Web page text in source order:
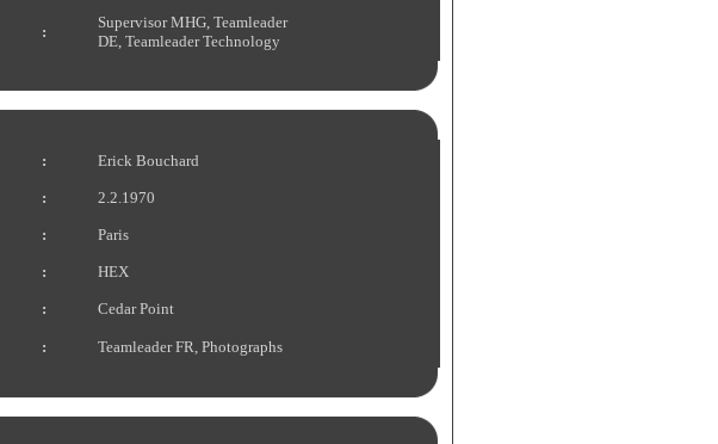
:
Supervisor MHG, Teamleader
DE, Teamleader Technology
: Erick Bouchard
: 2.2.1970
: Paris
: HEX
: Cedar Point
: Teamleader FR, Photographs